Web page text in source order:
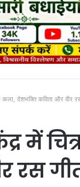
देशभक्ति कविता और वीर रस
में
रस गीत